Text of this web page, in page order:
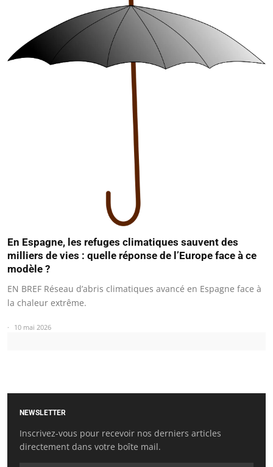
En Espagne, les refuges climatiques sauvent des
milliers de vies : quelle réponse de l’Europe face à ce
modèle ?
EN BREF Réseau d’abris climatiques avancé en Espagne face à
la chaleur extrême.
10 mai 2026
NEWSLETTER
Inscrivez-vous pour recevoir nos derniers articles
directement dans votre boîte mail.